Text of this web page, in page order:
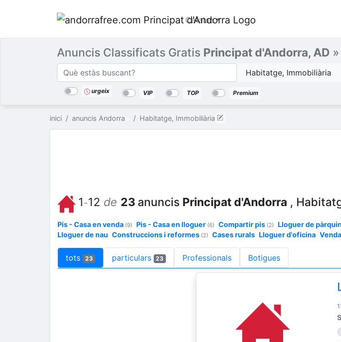
Catalan
Anuncis Classificats Gratis Principat d'Andorra, AD
A prop
Categories
Habitatge, Immobiliària
lloc
urgeix VIP TOP Premium
inici anuncis Andorra Habitatge, Immobiliària
1-12 de 23 anuncis Principat d'Andorra ,
Pis - Casa en venda (9) Pis - Casa en lloguer (6) Compartir pis (2) Lloguer de
Lloguer de nau Construccions i reformes (2) Cases rurals Lloguer d'oficina
tots 23 particulars 23 Professionals Botigues